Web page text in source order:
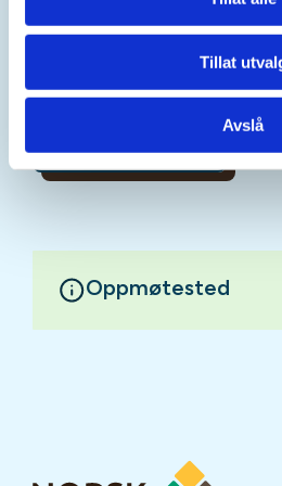
Tillat
Avslå
Oppmøtested